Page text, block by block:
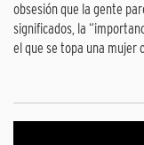
obsesión que la gente
significados, la
el que se topa una mujer